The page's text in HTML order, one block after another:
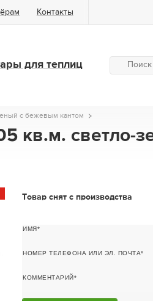
Контакты
для теплиц
с бежевым кантом
кв.м. светло-
Товар снят с производства
ИМЯ
НОМЕР ТЕЛЕФОНА ИЛИ ЭЛ. ПОЧТА
КОММЕНТАРИЙ